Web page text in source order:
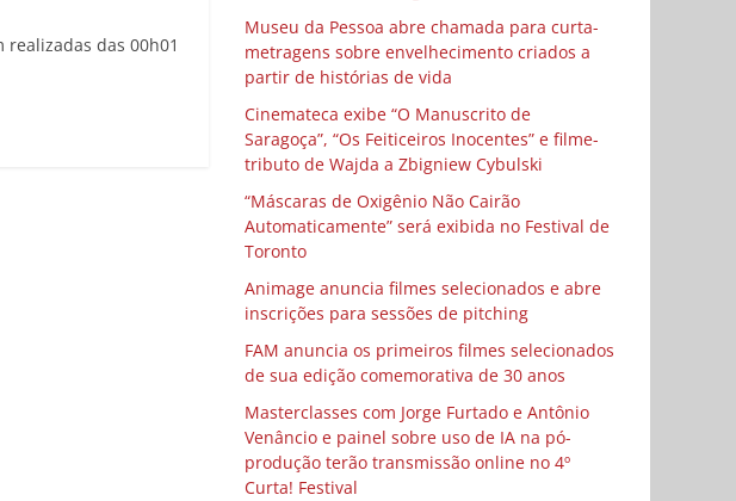
das 00h01
Museu da Pessoa abre chamada para curta-
metragens sobre envelhecimento criados a
partir de histórias de vida
Cinemateca exibe “O Manuscrito de
Saragoça”, “Os Feiticeiros Inocentes” e filme-
tributo de Wajda a Zbigniew Cybulski
“Máscaras de Oxigênio Não Cairão
Automaticamente” será exibida no Festival de
Toronto
Animage anuncia filmes selecionados e abre
inscrições para sessões de pitching
FAM anuncia os primeiros filmes selecionados
de sua edição comemorativa de 30 anos
Masterclasses com Jorge Furtado e Antônio
Venâncio e painel sobre uso de IA na pó-
produção terão transmissão online no 4º
Curta! Festival